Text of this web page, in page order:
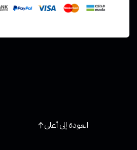
العودة إلى أعلى